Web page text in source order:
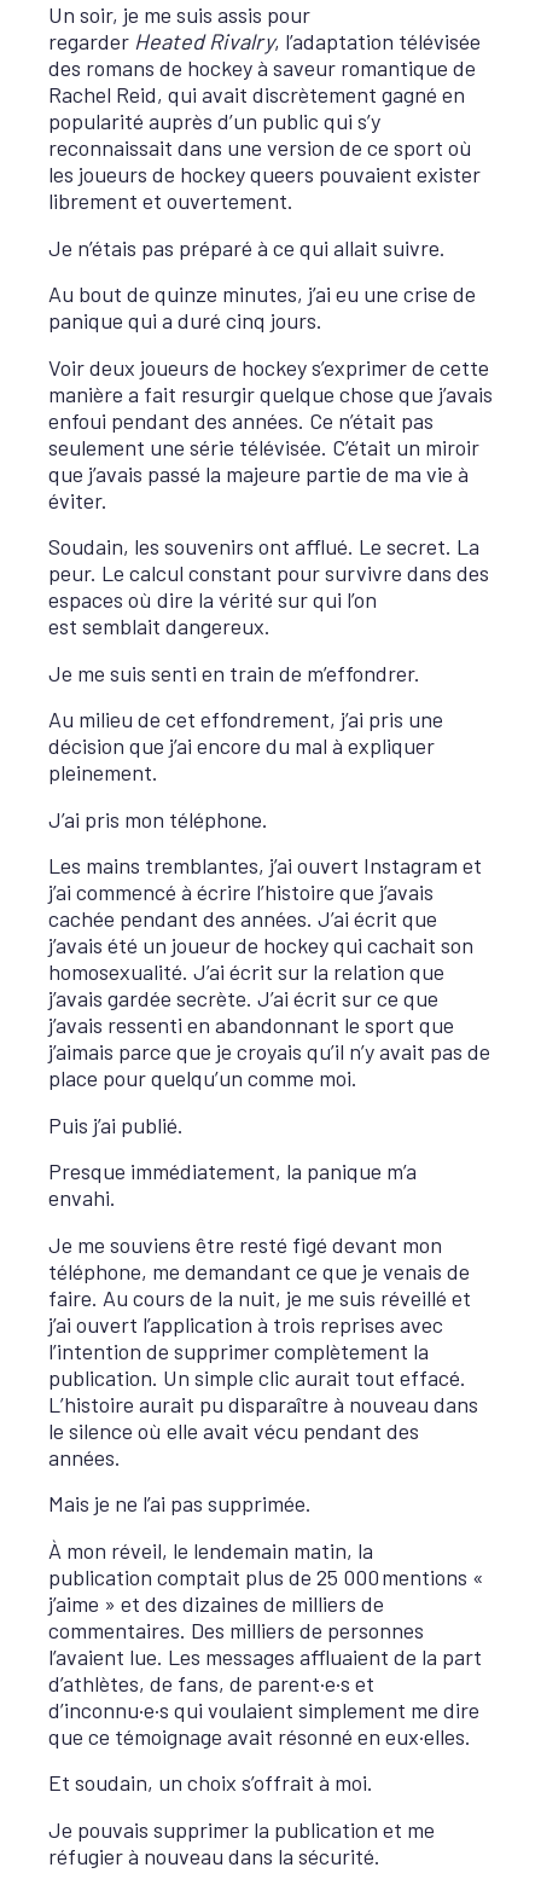
Un soir, je me suis assis pour
regarder Heated Rivalry, l’adaptation télévisée
des romans de hockey à saveur romantique de
Rachel Reid, qui avait discrètement gagné en
popularité auprès d’un public qui s’y
reconnaissait dans une version de ce sport où
les joueurs de hockey queers pouvaient exister
librement et ouvertement.
Je n’étais pas préparé à ce qui allait suivre.
Au bout de quinze minutes, j’ai eu une crise de
panique qui a duré cinq jours.
Voir deux joueurs de hockey s’exprimer de cette
manière a fait resurgir quelque chose que j’avais
enfoui pendant des années. Ce n’était pas
seulement une série télévisée. C’était un miroir
que j’avais passé la majeure partie de ma vie à
éviter.
Soudain, les souvenirs ont afflué. Le secret. La
peur. Le calcul constant pour survivre dans des
espaces où dire la vérité sur qui l’on
est semblait dangereux.
Je me suis senti en train de m’effondrer.
Au milieu de cet effondrement, j’ai pris une
décision que j’ai encore du mal à expliquer
pleinement.
J’ai pris mon téléphone.
Les mains tremblantes, j’ai ouvert Instagram et
j’ai commencé à écrire l’histoire que j’avais
cachée pendant des années. J’ai écrit que
j’avais été un joueur de hockey qui cachait son
homosexualité. J’ai écrit sur la relation que
j’avais gardée secrète. J’ai écrit sur ce que
j’avais ressenti en abandonnant le sport que
j’aimais parce que je croyais qu’il n’y avait pas de
place pour quelqu’un comme moi.
Puis j’ai publié.
Presque immédiatement, la panique m’a
envahi.
Je me souviens être resté figé devant mon
téléphone, me demandant ce que je venais de
faire. Au cours de la nuit, je me suis réveillé et
j’ai ouvert l’application à trois reprises avec
l’intention de supprimer complètement la
publication. Un simple clic aurait tout effacé.
L’histoire aurait pu disparaître à nouveau dans
le silence où elle avait vécu pendant des
années.
Mais je ne l’ai pas supprimée.
À mon réveil, le lendemain matin, la
publication comptait plus de 25 000 mentions «
j’aime » et des dizaines de milliers de
commentaires. Des milliers de personnes
l’avaient lue. Les messages affluaient de la part
d’athlètes, de fans, de parent·e·s et
d’inconnu·e·s qui voulaient simplement me dire
que ce témoignage avait résonné en eux·elles.
Et soudain, un choix s’offrait à moi.
Je pouvais supprimer la publication et me
réfugier à nouveau dans la sécurité.